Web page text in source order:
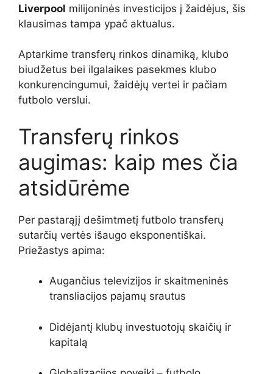
Liverpool milijoninės investicijos į žaidėjus, šis
klausimas tampa ypač aktualus.
Aptarkime transferų rinkos dinamiką, klubo
biudžetus bei ilgalaikes pasekmes klubo
konkurencingumui, žaidėjų vertei ir pačiam
futbolo verslui.
Transferų rinkos
augimas: kaip mes čia
atsidūrėme
Per pastarąjį dešimtmetį futbolo transferų
sutarčių vertės išaugo eksponentiškai.
Priežastys apima:
Augančius televizijos ir skaitmeninės
transliacijos pajamų srautus
Didėjantį klubų investuotojų skaičių ir
kapitalą